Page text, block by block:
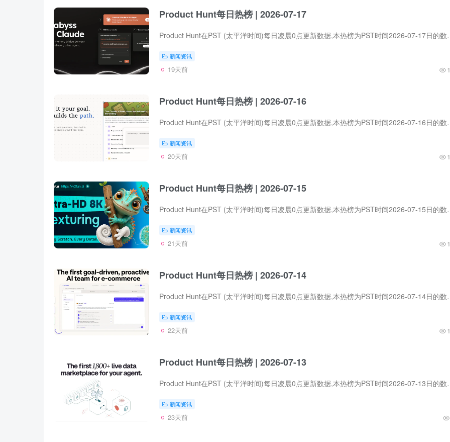
Product Hunt每日热榜 | 2026-07-17
Product Hunt在PST (太平洋时间)每日凌晨0点更
新闻资讯
19天前
Product Hunt每日热榜 | 2026-07-16
Product Hunt在PST (太平洋时间)每日凌晨0点更
新闻资讯
20天前
Product Hunt每日热榜 | 2026-07-15
Product Hunt在PST (太平洋时间)每日凌晨0点更新
新闻资讯
21天前
Product Hunt每日热榜 | 2026-07-14
Product Hunt在PST (太平洋时间)每日凌晨0点更新
新闻资讯
22天前
Product Hunt每日热榜 | 2026-07-13
Product Hunt在PST (太平洋时间)每日凌晨0点更新
新闻资讯
23天前